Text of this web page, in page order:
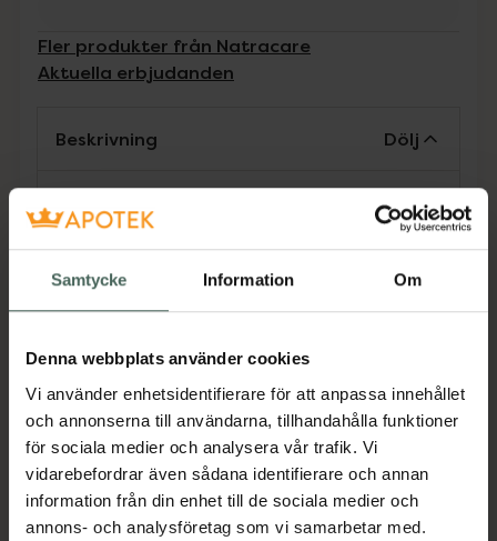
Samtycke Information Om
Denna webbplats använder cookies
Vi använder enhetsidentifierare för att anpassa innehållet
och annonserna till användarna, tillhandahålla funktioner
för sociala medier och analysera vår trafik. Vi
vidarebefordrar även sådana identifierare och annan
information från din enhet till de sociala medier och
annons- och analysföretag som vi samarbetar med.
Fler produkter från Natracare
Aktuella erbjudanden
Beskrivning Dölj
Mjuka ekologiska våtservetter för bebisar.
Lämpliga för daglig användning. Består av
ekologiska bomullsservetter med ekologiska
eteriska oljor som kamomill, aprikos och
sötmandelolja.
Jämförpris
2,14 kr/
st
EAN:00782126200112
Kategorier:
Bad och dusch för barnBarn och föräldrar
Omdömen Visa